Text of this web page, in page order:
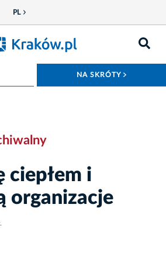
PL
NA SKRÓTY
ciepłem i
organizacje